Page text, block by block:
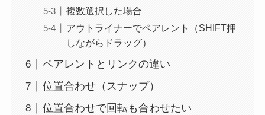
複数選択した場合
アウトライナーでペアレント（SHIFT押
しながらドラッグ）
ペアレントとリンクの違い
位置合わせ（スナップ）
位置合わせで回転も合わせたい